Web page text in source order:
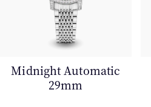
Midnight Automatic
29mm